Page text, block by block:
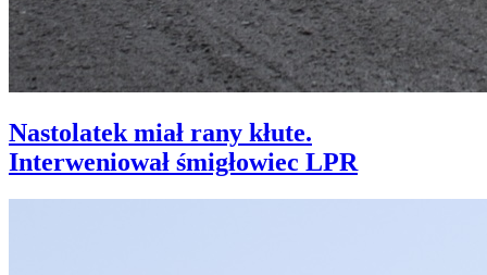
Nastolatek miał rany kłute.
Interweniował śmigłowiec LPR